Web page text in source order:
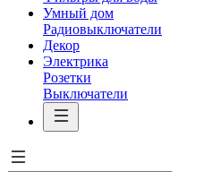
Умный дом
Радиовыключатели
Декор
Электрика
Розетки
Выключатели